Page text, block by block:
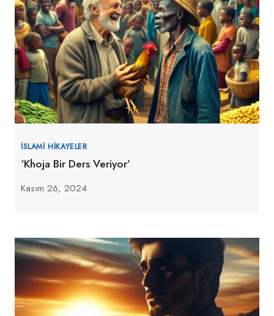
İSLAMI HIKAYELER
‘Khoja Bir Ders Veriyor’
Kasım 26, 2024